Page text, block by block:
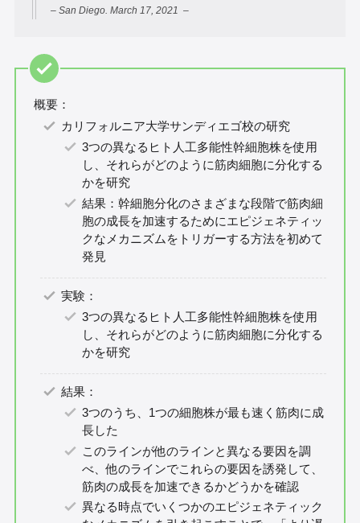
– San Diego. March 17, 2021 –
概要：
カリフォルニア大学サンディエゴ校の研究
3つの異なるヒト人工多能性幹細胞株を使用
し、それらがどのように筋肉細胞に分化する
かを研究
結果：幹細胞分化のさまざまな段階で筋肉細
胞の成長を加速するためにエピジェネティッ
クなメカニズムをトリガーする方法を初めて
発見
実験：
3つの異なるヒト人工多能性幹細胞株を使用
し、それらがどのように筋肉細胞に分化する
かを研究
結果：
3つのうち、1つの細胞株が最も速く筋肉に成
長した
このラインが他のラインと異なる要因を調
べ、他のラインでこれらの要因を誘発して、
筋肉の成長を加速できるかどうかを確認
異なる時点でいくつかのエピジェネティック